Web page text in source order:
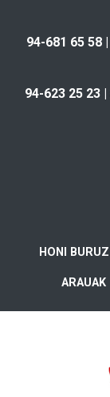
94-681 65 58 |
94-623 25 23 |
HONI BURUZ
ARAUAK